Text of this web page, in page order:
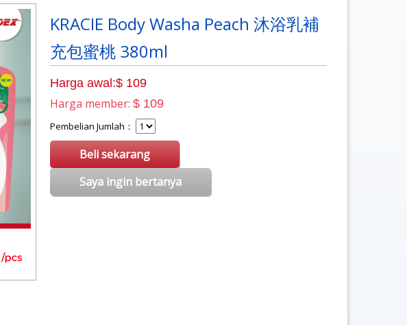
KRACIE Body Washa Peach 沐浴乳補
充包蜜桃 380ml
Harga awal:$ 109
Harga member:$ 109
Pembelian Jumlah：
Beli sekarang
Saya ingin bertanya